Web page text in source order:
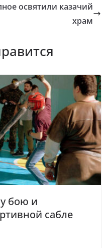
освятили казачий
храм
бою и
сабле